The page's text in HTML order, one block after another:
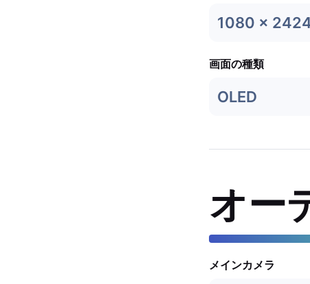
1080 x
画面の種類
OLED
オー
メインカメラ